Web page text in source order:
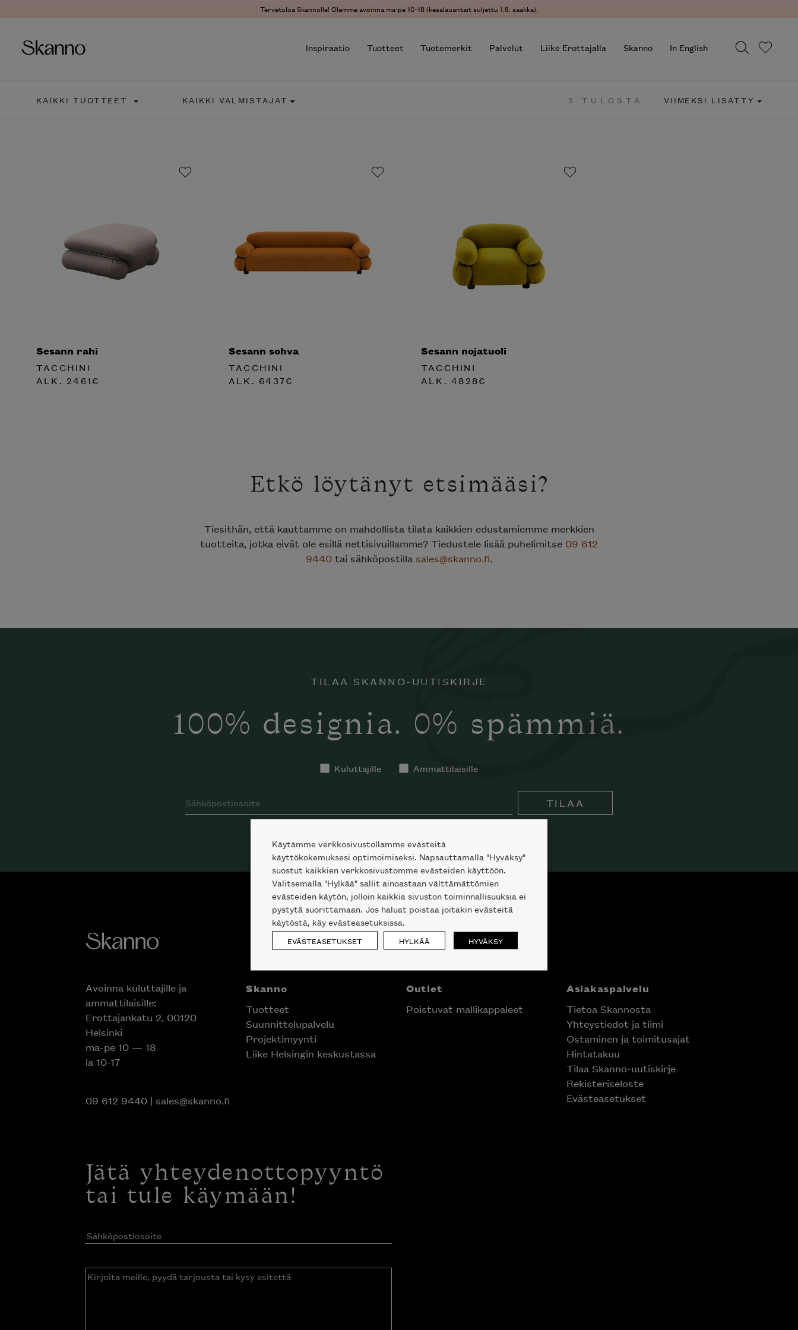
Tervetuloa Skannolle! Olemme avoinna ma-pe 10-18 (kesälauantait suljettu 1.8. saakka).
Inspiraatio Tuotteet Tuotemerkit Palvelut Liike Erottajalla Skanno In English
KAIKKI TUOTTEET KAIKKI VALMISTAJAT 3 TULOSTA VIIMEKSI LISÄTTY
Sesann rahi
TACCHINI
ALK. 2461€
Sesann sohva
TACCHINI
ALK. 6437€
Sesann nojatuoli
TACCHINI
ALK.4828€
Etkö löytänyt etsimääsi?
Tiesithän, että kauttamme on mahdollista tilata kaikkien edustamiemme merkkien
tuotteita, jotka eivät ole esillä nettisivuillamme? Tiedustele lisää puhelimitse 09 612
9440 tai sähköpostilla sales@skanno.fi.
TILAA SKANNO-UUTISKIRJE
100% designia. 0% spämmiä.
Kuluttajille Ammattilaisille
TILAA
Avoinna kuluttajille ja
ammattilaisille:
Erottajankatu 2, 00120
Helsinki
ma-pe 10 — 18
la 10-17
09 612 9440| sales@skanno.fi
Skanno
Tuotteet
Suunnittelupalvelu
Projektimyynti
Liike Helsingin keskustassa
Outlet
Poistuvat mallikappaleet
Asiakaspalvelu
Tietoa Skannosta
Yhteystiedot ja tiimi
Ostaminen ja toimitusajat
Hintatakuu
Tilaa Skanno-uutiskirje
Rekisteriseloste
Evästeasetukset
Jätä yhteydenottopyyntö
tai tule käymään!
Sähköpostiosoite(Pakollinen)
Kirjoita
Käytämme verkkosivustollamme evästeitä
käyttökokemuksesi optimoimiseksi. Napsauttamalla "Hyväksy"
suostut kaikkien verkkosivustomme evästeiden käyttöön.
Valitsemalla "Hylkää" sallit ainoastaan välttämättömien
evästeiden käytön, jolloin kaikkia sivuston toiminnallisuuksia ei
pystytä suorittamaan. Jos haluat poistaa joitakin evästeitä
käytöstä, käy evästeasetuksissa.
EVÄSTEASETUKSET HYLKÄÄ HYVÄKSY